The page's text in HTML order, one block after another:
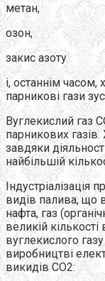
метан,
озон,
закис азоту
і, останнім часом,
парникові гази
Вуглекислий газ
парникових
завдяки
найбільшій
видів палива, що
нафта, газ
великій
вуглекислого
виробництві
викидів СО2: